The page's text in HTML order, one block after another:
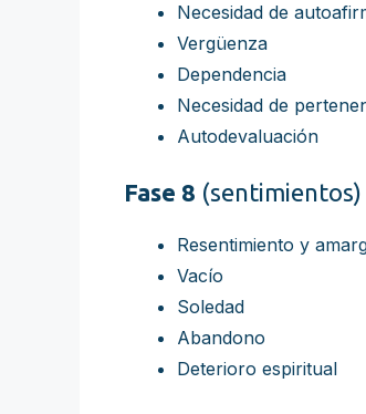
Necesidad de
Vergüenza
Dependencia
Necesidad de
Autodevaluación
Fase 8 (sentimientos)
Resentimiento y
Vacío
Soledad
Abandono
Deterioro espiritual